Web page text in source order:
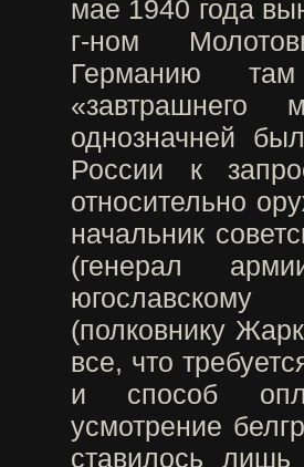
мае 1940 года
г-ном
Германию
«завтрашнего
однозначней
России к
относительно
начальник
(генерал
(полковнику
все, что
и способ
усмотрение
ставилось